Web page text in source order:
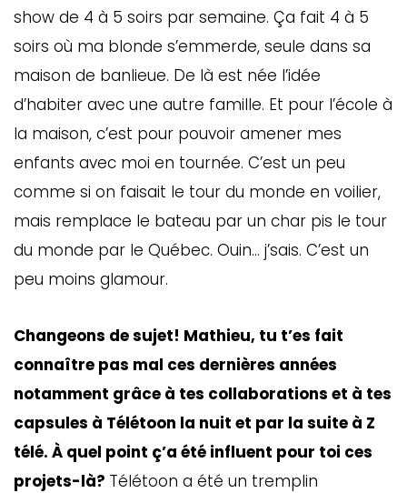
show de 4 à 5 soirs par semaine. Ça fait 4 à 5
soirs où ma blonde s’emmerde, seule dans sa
maison de banlieue. De là est née l’idée
d’habiter avec une autre famille. Et pour l’école à
la maison, c’est pour pouvoir amener mes
enfants avec moi en tournée. C’est un peu
comme si on faisait le tour du monde en voilier,
mais remplace le bateau par un char pis le tour
du monde par le Québec. Ouin… j’sais. C’est un
peu moins glamour.
Changeons de sujet! Mathieu, tu t’es fait
connaître pas mal ces dernières années
notamment grâce à tes collaborations et à tes
capsules à Télétoon la nuit et par la suite à Z
télé. À quel point ç’a été influent pour toi ces
projets-là? Télétoon a été un tremplin